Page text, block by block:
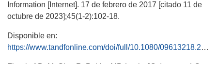
Information [Internet]. 17 de febrero de 2017 [citado 11 de
octubre de 2023];45(1-2):102-18.
Disponible en:
https://www.tandfonline.com/doi/full/10.1080/09613218.2016.1222190